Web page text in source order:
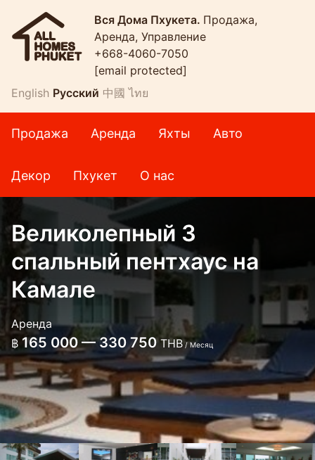
Вся Дома Пхукета. Продажа,
Аренда, Управление
+668-4060-7050
[email protected]
English Русский 中國 ไทย
Продажа Аренда Яхты Авто
Декор Пхукет О нас
Великолепный 3
спальный пентхаус на
Камале
Аренда
฿ 165 000 — 330 750THB / Месяц